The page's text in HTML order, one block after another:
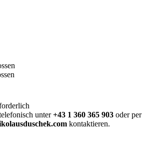
unter+43 1 360 365 903 oder per
kontaktieren.